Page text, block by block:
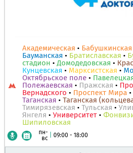
Академическая • Бабушкинская
Бауманская • Братиславская •
стадион •Домодедовская •
Кунцевская • Марксистская •
Октябрьское поле •
Полежаевская • Пражская •
Вернадского • Проспект Мира •
Таганская • Таганская
Тимирязевская • Тульская •
Янгеля • Университет •
Шипиловская
пн-
вс
09:00 - 18:00